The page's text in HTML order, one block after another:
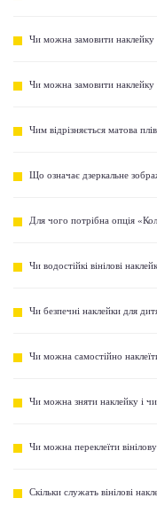
Чи можна замовити наклейку
Чи можна замовити наклейку
Чим відрізняється матова
Що означає дзеркальне
Для чого потрібна опція
Чи водостійкі вінілові
Чи безпечні наклейки для
Чи можна самостійно
Чи можна зняти наклейку і чи
Чи можна переклеїти
Скільки служать вінілові